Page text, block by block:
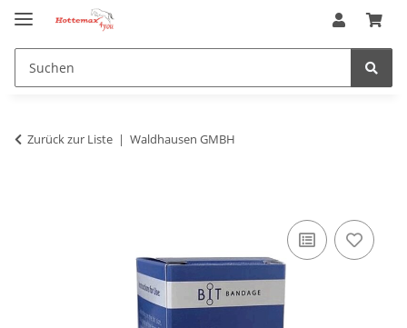
Zurück zur Liste Waldhausen GMBH